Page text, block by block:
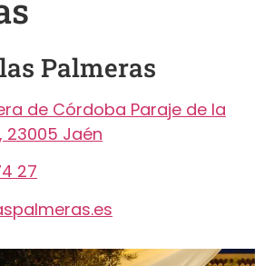
Palmeras
de Córdoba Paraje de la
23005 Jaén
27